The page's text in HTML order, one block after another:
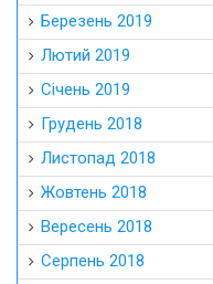
Березень 2019
Лютий 2019
Січень 2019
Грудень 2018
Листопад 2018
Жовтень 2018
Вересень 2018
Серпень 2018